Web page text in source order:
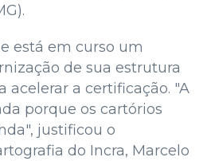
está em curso um
de sua estrutura
acelerar a certificação. "A
porque os cartórios
justificou o
do Incra, Marcelo